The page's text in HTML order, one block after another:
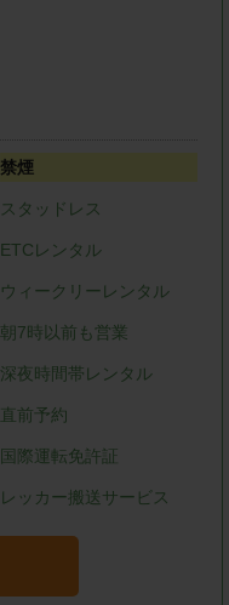
禁煙
スタッドレス
ETCレンタル
ウィークリーレンタル
朝7時以前も営業
深夜時間帯レンタル
直前予約
国際運転免許証
レッカー搬送サービス